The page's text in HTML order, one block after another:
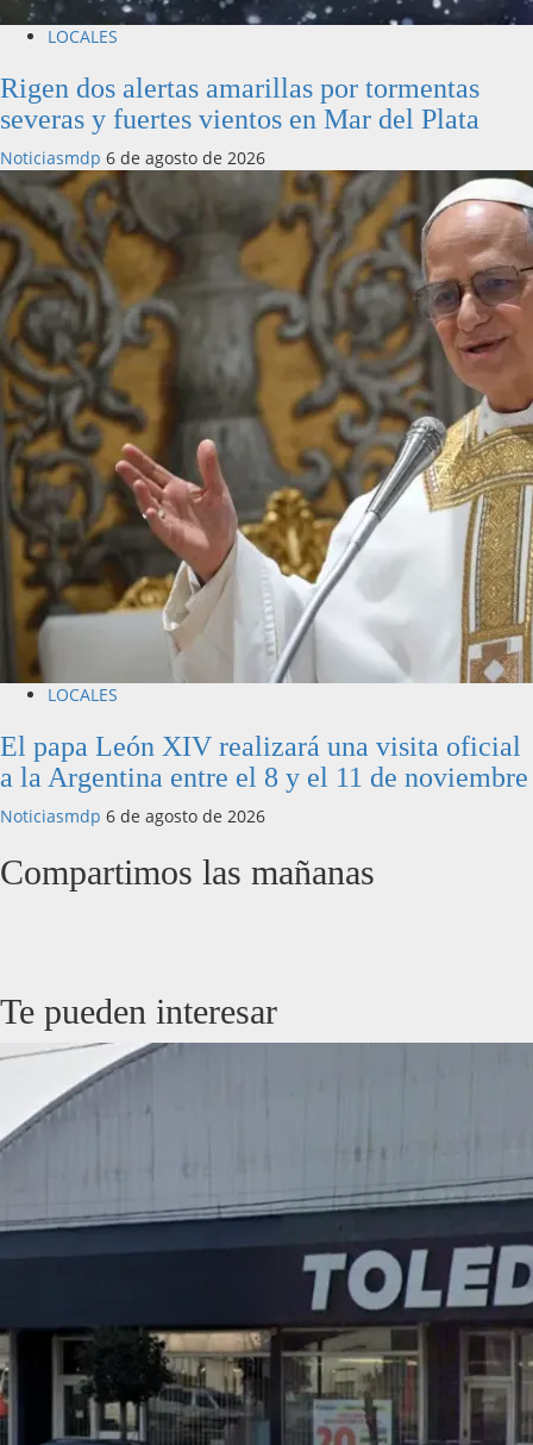
LOCALES
Rigen dos alertas amarillas por tormentas
severas y fuertes vientos en Mar del Plata
Noticiasmdp 6 de agosto de 2026
LOCALES
El papa León XIV realizará una visita oficial
a la Argentina entre el 8 y el 11 de noviembre
Noticiasmdp 6 de agosto de 2026
Compartimos las mañanas
Te pueden interesar